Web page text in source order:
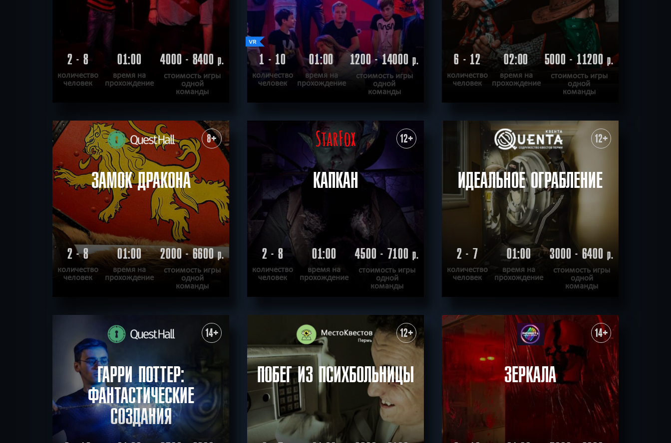
2 - 8
количество
человек
01:00
время на
прохождение
4000 - 8400р.
стоимость игры
одной
команды
ХОЧУ ПРОЙТИ | КВЕСТ ПРОЙДЕН
1 - 10
количество
человек
01:00
время на
прохождение
1200 - 14000р.
стоимость игры
одной
команды
ХОЧУ ПРОЙТИ | КВЕСТ ПРОЙДЕН
6 - 12
количество
человек
02:00
время на
прохождение
5000 - 11200р.
стоимость игры
одной
команды
ХОЧУ ПРОЙТИ | КВЕСТ ПРОЙДЕН
8+
ЗАМОК ДРАКОНА
2 - 8
количество
человек
01:00
время на
прохождение
2000 - 6600р.
стоимость игры
одной
команды
ХОЧУ ПРОЙТИ | КВЕСТ ПРОЙДЕН
12+
КАПКАН
2 - 8
количество
человек
01:00
время на
прохождение
4500 - 7100р.
стоимость игры
одной
команды
ХОЧУ ПРОЙТИ КВЕСТ ПРОЙДЕН
12+
ИДЕАЛЬНОЕ ОГРАБЛЕНИЕ
2 - 7
количество
человек
01:00
время на
прохождение
3000 - 6400р.
стоимость игры
одной
команды
ХОЧУ ПРОЙТИ | КВЕСТ ПРОЙДЕН
14+
ГАРРИ ПОТТЕР:
ФАНТАСТИЧЕСКИЕ
СОЗДАНИЯ
12+
ПОБЕГ ИЗ ПСИХБОЛЬНИЦЫ
14+
ЗЕРКАЛА